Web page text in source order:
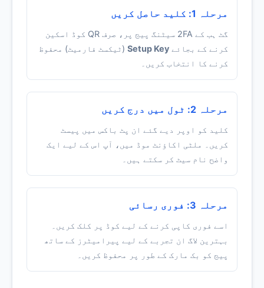
مرحلہ 1: کلید حاصل کریں
گٹ ہب کے 2FA سیٹنگ پیج پر، صرف QR کوڈ اسکین
کرنے کے بجائے Setup Key (ٹیکسٹ فارمیٹ) محفوظ
کرنے کا انتخاب کریں۔
مرحلہ 2: ٹول میں درج کریں
کلید کو اوپر دیے گئے ان پٹ باکس میں پیسٹ
کریں۔ ملٹی اکاؤنٹ موڈ میں، آپ اس کے لیے ایک
واضح نام سیٹ کر سکتے ہیں۔
مرحلہ 3: فوری رسائی
اسے فوری کاپی کرنے کے لیے کوڈ پر کلک کریں۔
بہترین لاگ ان تجربے کے لیے پیرامیٹرز کے ساتھ
پیج کو بک مارک کے طور پر محفوظ کریں۔